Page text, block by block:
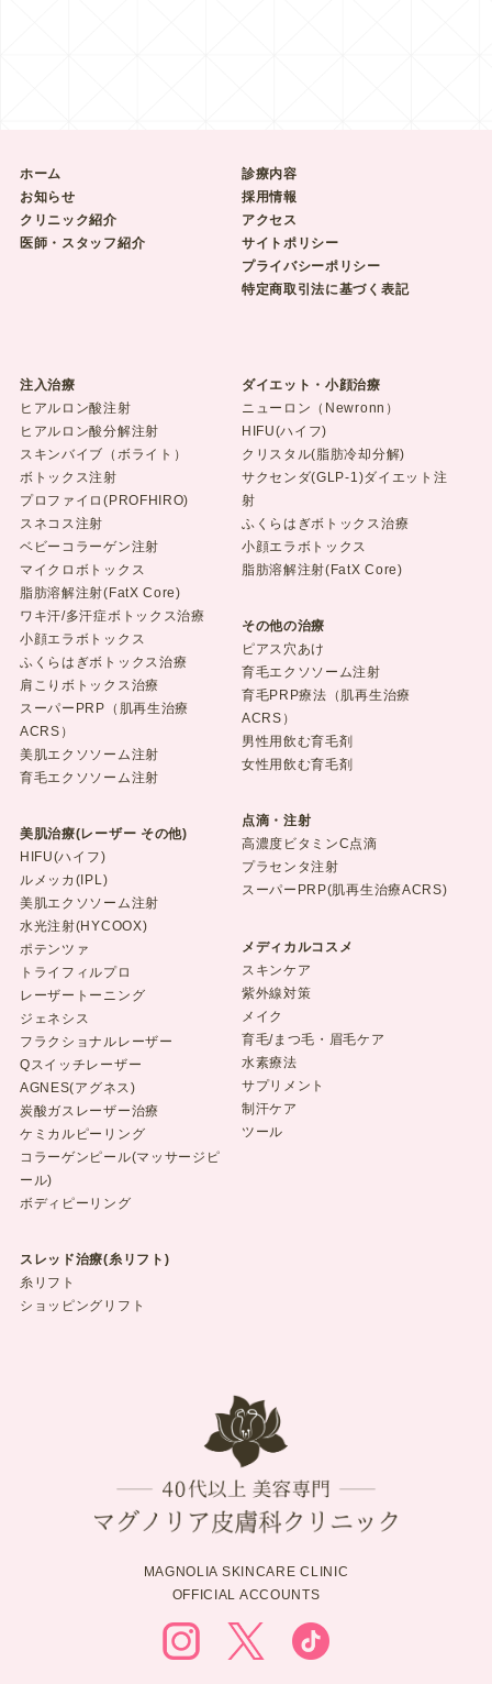
ホーム
お知らせ
クリニック紹介
医師・スタッフ紹介
診療内容
採用情報
アクセス
サイトポリシー
プライバシーポリシー
特定商取引法に基づく表記
注入治療
ヒアルロン酸注射
ヒアルロン酸分解注射
スキンバイブ（ボライト）
ボトックス注射
プロファイロ(PROFHIRO)
スネコス注射
ベビーコラーゲン注射
マイクロボトックス
脂肪溶解注射(FatX Core)
ワキ汗/多汗症ボトックス治療
小顔エラボトックス
ふくらはぎボトックス治療
肩こりボトックス治療
スーパーPRP（肌再生治療
ACRS）
美肌エクソソーム注射
育毛エクソソーム注射
美肌治療(レーザー その他)
HIFU(ハイフ)
ルメッカ(IPL)
美肌エクソソーム注射
水光注射(HYCOOX)
ポテンツァ
トライフィルプロ
レーザートーニング
ジェネシス
フラクショナルレーザー
Qスイッチレーザー
AGNES(アグネス)
炭酸ガスレーザー治療
ケミカルピーリング
コラーゲンピール(マッサージピ
ール)
ボディピーリング
スレッド治療(糸リフト)
糸リフト
ショッピングリフト
ダイエット・小顔治療
ニューロン（Newronn）
HIFU(ハイフ)
クリスタル(脂肪冷却分解)
サクセンダ(GLP-1)ダイエット注
射
ふくらはぎボトックス治療
小顔エラボトックス
脂肪溶解注射(FatX Core)
その他の治療
ピアス穴あけ
育毛エクソソーム注射
育毛PRP療法（肌再生治療
ACRS）
男性用飲む育毛剤
女性用飲む育毛剤
点滴・注射
高濃度ビタミンC点滴
プラセンタ注射
スーパーPRP(肌再生治療ACRS)
メディカルコスメ
スキンケア
紫外線対策
メイク
育毛/まつ毛・眉毛ケア
水素療法
サプリメント
制汗ケア
ツール
MAGNOLIA SKINCARE CLINIC
OFFICIAL ACCOUNTS